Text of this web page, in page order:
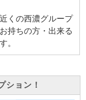
くの西濃グループ
持ちの方・出来る
。
ション！